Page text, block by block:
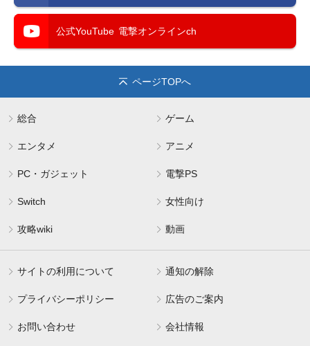
公式YouTube 電撃オンラインch
ページTOPへ
総合 ゲーム
エンタメ アニメ
PC・ガジェット 電撃PS
Switch 女性向け
攻略wiki 動画
サイトの利用について 通知の解除
プライバシーポリシー 広告のご案内
お問い合わせ 会社情報